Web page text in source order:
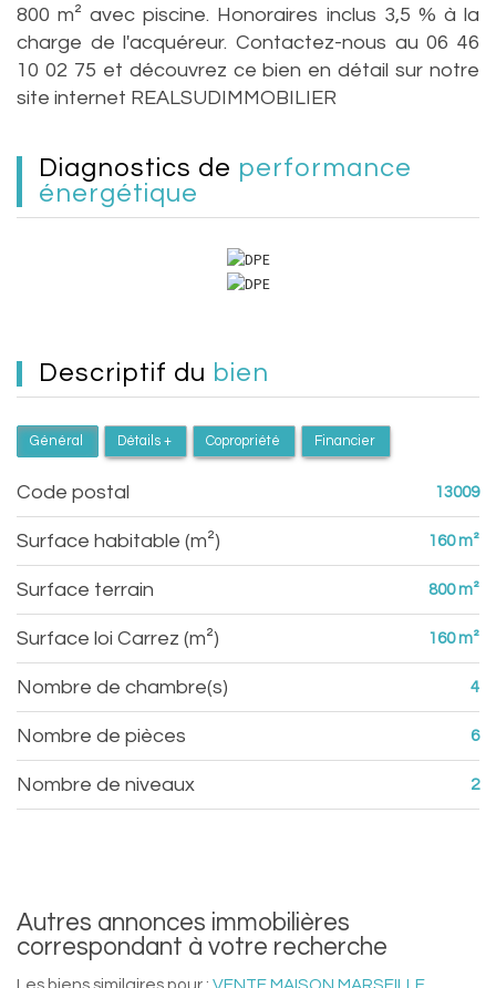
800 m² avec piscine. Honoraires inclus 3,5 % à la
charge de l'acquéreur. Contactez-nous au 06 46
10 02 75 et découvrez ce bien en détail sur notre
site internet REALSUDIMMOBILIER
diagnostics de performance
énergétique
descriptif du bien
Général Détails + Copropriété Financier
Code postal 13009
Surface habitable (m²) 160 m²
surface terrain 800 m²
Surface loi Carrez (m²) 160 m²
Nombre de chambre(s) 4
Nombre de pièces 6
Nombre de niveaux 2
autres annonces immobilières
correspondant à votre recherche
Les biens similaires pour : VENTE MAISON MARSEILLE